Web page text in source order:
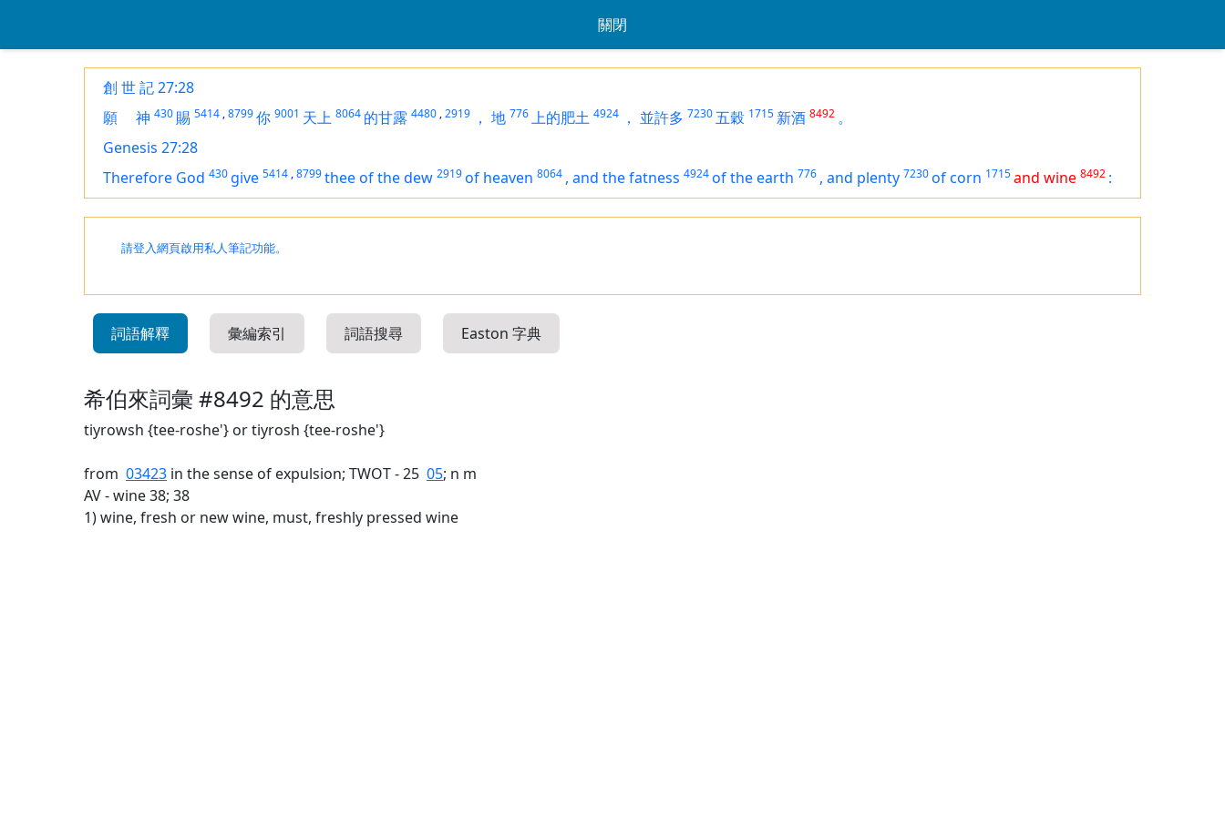
關閉
創 世 記 27:28
願
神 430 賜 5414 ,8799你 9001 天上 8064 的甘露 4480 ,2919 ， 地 776上的肥土 4924 ， 並許多 7230五穀 1715 新酒 8492 。
Genesis 27:28
Therefore God 430 give 5414 ,8799thee of the dew 2919of heaven 8064 , and the fatness 4924of the earth 776 , and plenty 7230of corn 1715and wine 8492 :
請登入網頁啟用私人筆記功能。
詞語解釋 彙編索引 詞語搜尋 Easton 字典
希伯來詞彙 #8492 的意思
tiyrowsh {tee-roshe'} or tiyrosh {tee-roshe'}
from 03423 in the sense of expulsion; TWOT - 25 05; n m
AV - wine 38; 38
1) wine, fresh or new wine, must, freshly pressed wine